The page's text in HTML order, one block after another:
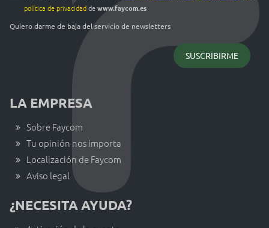
política de privacidaddewww.faycom.es
Quiero darme de baja del servicio de newsletters
LA EMPRESA
Sobre Faycom
Tu opinión nos importa
Localización de Faycom
Aviso legal
¿NECESITA AYUDA?